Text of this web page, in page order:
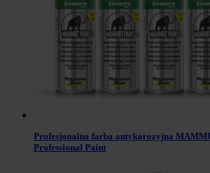
Profesjonalna farba antykorozyjna
Professional Paint